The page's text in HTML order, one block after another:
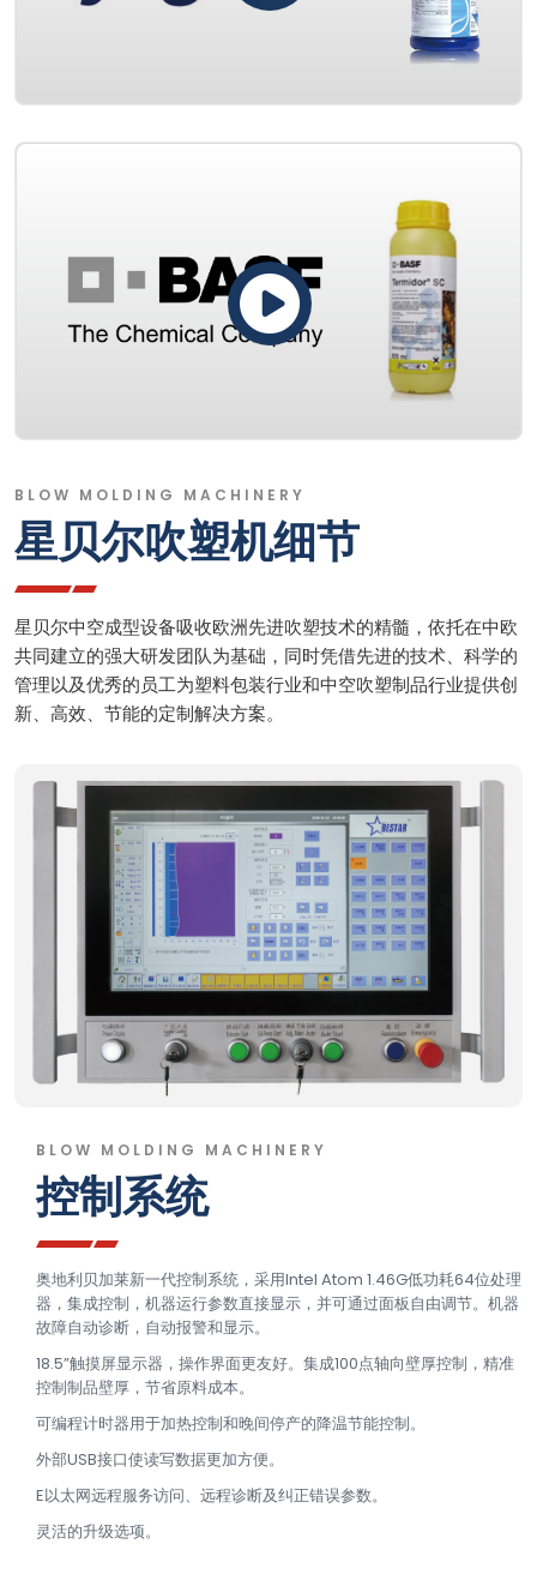
BLOW MOLDING MACHINERY
星贝尔吹塑机细节
星贝尔中空成型设备吸收欧洲先进吹塑技术的精髓，依托在中欧
共同建立的强大研发团队为基础，同时凭借先进的技术、科学的
管理以及优秀的员工为塑料包装行业和中空吹塑制品行业提供创
新、高效、节能的定制解决方案。
BLOW MOLDING MACHINERY
控制系统
奥地利贝加莱新一代控制系统，采用Intel Atom 1.46G低功耗64位处理
器，集成控制，机器运行参数直接显示，并可通过面板自由调节。机器
故障自动诊断，自动报警和显示。
18.5”触摸屏显示器，操作界面更友好。集成100点轴向壁厚控制，精准
控制制品壁厚，节省原料成本。
可编程计时器用于加热控制和晚间停产的降温节能控制。
外部USB接口使读写数据更加方便。
E以太网远程服务访问、远程诊断及纠正错误参数。
灵活的升级选项。